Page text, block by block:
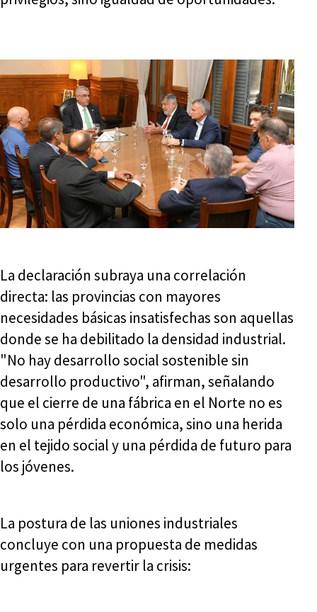
La declaración subraya una correlación
directa: las provincias con mayores
necesidades básicas insatisfechas son aquellas
donde se ha debilitado la densidad industrial.
"No hay desarrollo social sostenible sin
desarrollo productivo", afirman, señalando
que el cierre de una fábrica en el Norte no es
solo una pérdida económica, sino una herida
en el tejido social y una pérdida de futuro para
los jóvenes.
La postura de las uniones industriales
concluye con una propuesta de medidas
urgentes para revertir la crisis: